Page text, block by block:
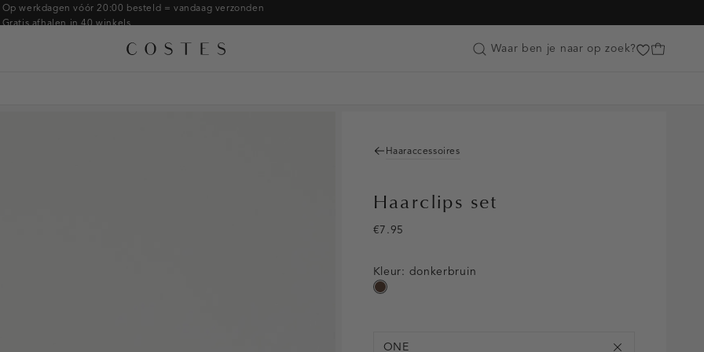
Op werkdagen vóór 20:00 besteld = vandaag verzonden
Gratis afhalen in 40 winkels
Betaal zoals jij wilt: o.a. Bancontact, Riverty, Apple pay & creditcard
Customer Care
Waar ben je naar op zoek?
Armbanden
Ringen
Haaraccessoires
Haarclips set
€7.95
Kleur: donkerbruin
donkerbruin
ONE